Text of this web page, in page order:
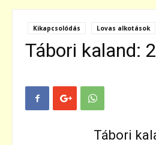
Kikapcsolódás Lovas alkotások
Tábori kaland:
Tábori